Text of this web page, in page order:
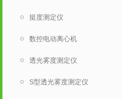
挺度测定仪
数控电动离心机
透光雾度测定仪
S型透光雾度测定仪